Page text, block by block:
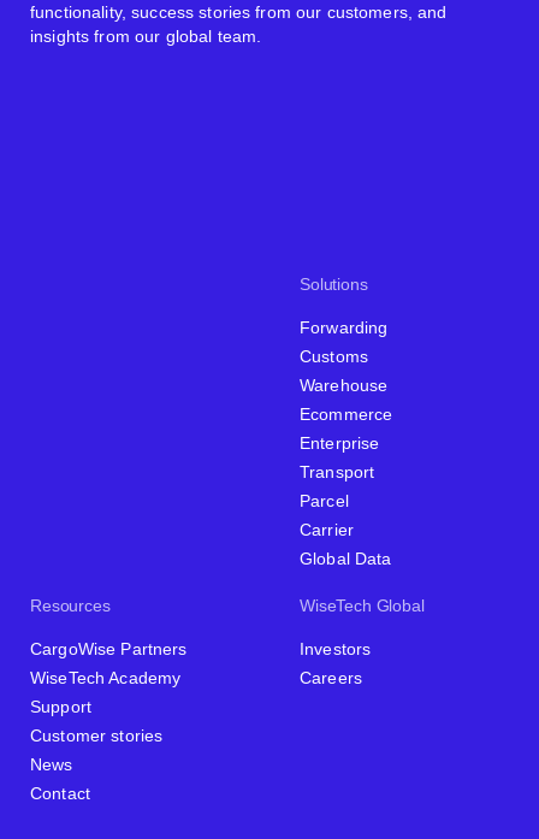
Solutions
Forwarding
Customs
Warehouse
Ecommerce
Enterprise
Transport
Parcel
Carrier
Global Data
Resources
CargoWise Partners
WiseTech Academy
Support
Customer stories
News
Contact
WiseTech Global
Investors
Careers
functionality, success stories from our customers, and
insights from our global team.